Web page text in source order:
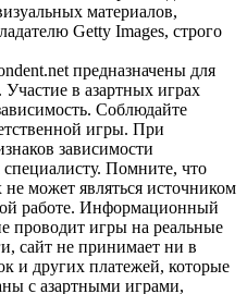
материалов,
Getty Images, строго
предназначены для
в азартных играх
Соблюдайте
игры. При
зависимости
Помните, что
не может являться источником
работе. Информационный
проводит игры на реальные
сайт не принимает ни в
и других платежей, которые
с азартными играми,